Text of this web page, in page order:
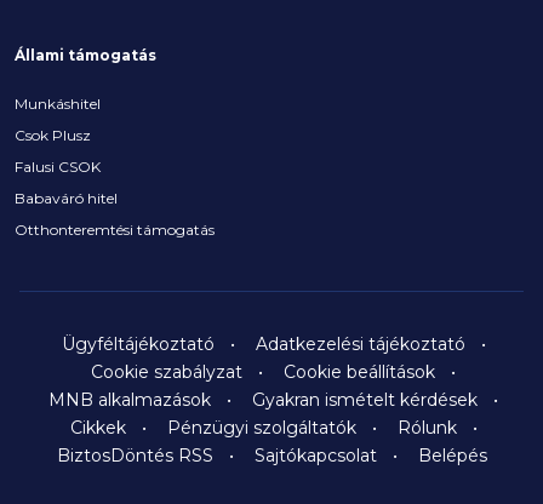
Állami támogatás
Munkáshitel
Csok Plusz
Falusi CSOK
Babaváró hitel
Otthonteremtési támogatás
Ügyféltájékoztató
Adatkezelési tájékoztató
Cookie szabályzat
Cookie beállítások
MNB alkalmazások
Gyakran ismételt kérdések
Cikkek
Pénzügyi szolgáltatók
Rólunk
BiztosDöntés RSS
Sajtókapcsolat Belépés